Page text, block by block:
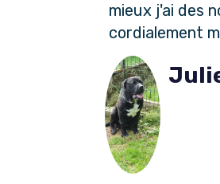
mieux j'ai des
cordialement